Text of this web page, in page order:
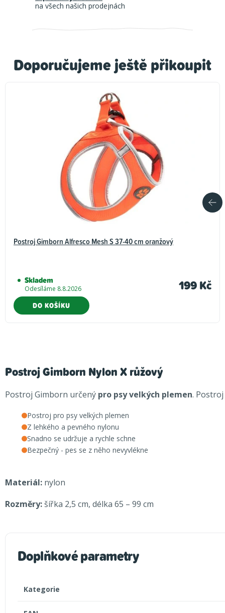
Doporučujeme ještě přikoupit
Postroj Gimborn Alfresco Mesh S 37-40 cm oranžový
Skladem
Odesíláme 8.8.2026 199 Kč
DO KOŠÍKU
na všech našich prodejnách
Postroj Gimborn Nylon X růžový
Postroj Gimborn určený pro psy velkých plemen.
Postroj pro psy velkých plemen
Z lehkého a pevného nylonu
Snadno se udržuje a rychle schne
Bezpečný - pes se z něho nevyvlékne
Materiál: nylon
Rozměry: šířka 2,5 cm, délka 65 – 99 cm
Doplňkové parametry
Kategorie